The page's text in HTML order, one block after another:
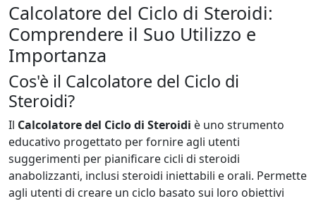
Calcolatore del Ciclo di Steroidi:
Comprendere il Suo Utilizzo e
Importanza
Cos'è il Calcolatore del Ciclo di
Steroidi?
Il Calcolatore del Ciclo di Steroidi è uno strumento
educativo progettato per fornire agli utenti
suggerimenti per pianificare cicli di steroidi
anabolizzanti, inclusi steroidi iniettabili e orali. Permette
agli utenti di creare un ciclo basato sui loro obiettivi